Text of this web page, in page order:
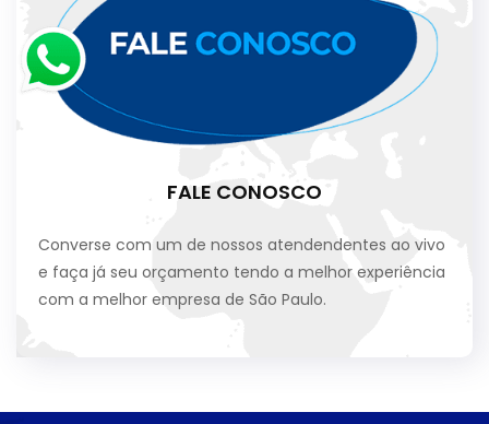
FALE CONOSCO
Converse com um de nossos atendendentes ao vivo
e faça já seu orçamento tendo a melhor experiência
com a melhor empresa de São Paulo.